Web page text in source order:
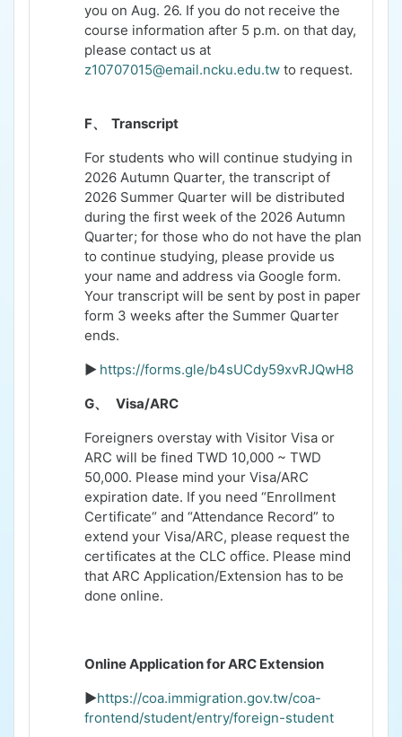
you on Aug. 26. If you do not receive the
course information after 5 p.m. on that day,
please contact us at
z10707015@email.ncku.edu.tw to request.
F、 Transcript
For students who will continue studying in
2026 Autumn Quarter, the transcript of
2026 Summer Quarter will be distributed
during the first week of the 2026 Autumn
Quarter; for those who do not have the plan
to continue studying, please provide us
your name and address via Google form.
Your transcript will be sent by post in paper
form 3 weeks after the Summer Quarter
ends.
► https://forms.gle/b4sUCdy59xvRJQwH8
G、 Visa/ARC
Foreigners overstay with Visitor Visa or
ARC will be fined TWD 10,000 ~ TWD
50,000. Please mind your Visa/ARC
expiration date. If you need “Enrollment
Certificate“ and “Attendance Record” to
extend your Visa/ARC, please request the
certificates at the CLC office. Please mind
that ARC Application/Extension has to be
done online.
Online Application for ARC Extension
►https://coa.immigration.gov.tw/coa-
frontend/student/entry/foreign-student